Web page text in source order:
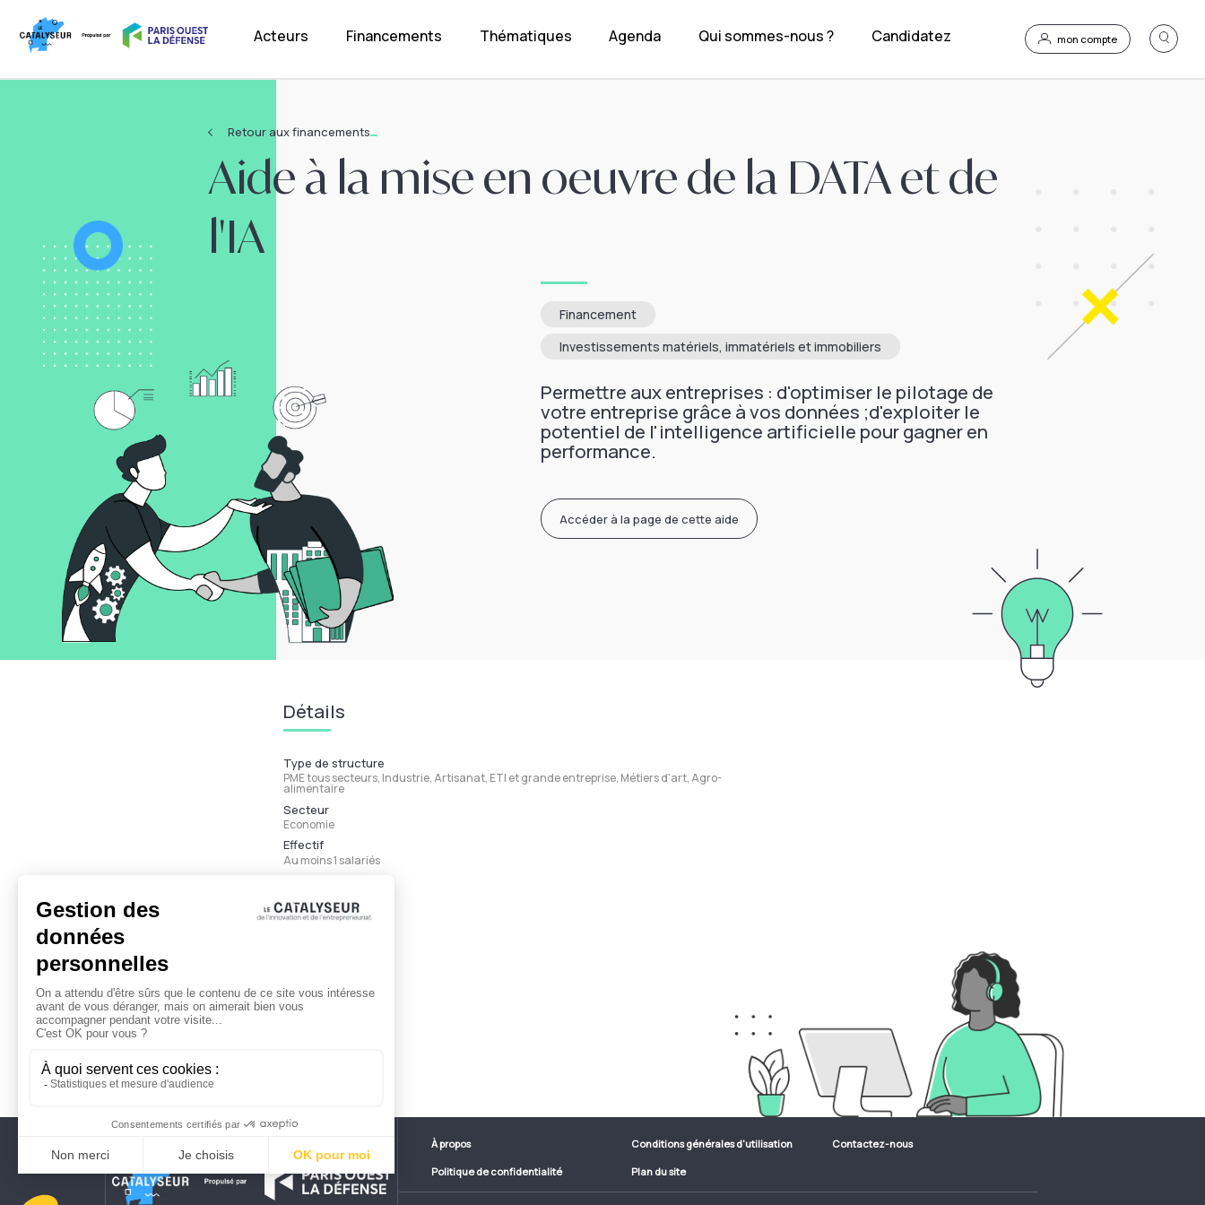
Acteurs Financements Thématiques Agenda Qui sommes-nous ? Candidatez mon compte
Retour aux financements
Aide à la mise en oeuvre de la DATA et de
l'IA
Financement
Investissements matériels, immatériels et immobiliers
Permettre aux entreprises : d'optimiser le pilotage de
votre entreprise grâce à vos données ;d'exploiter le
potentiel de l'intelligence artificielle pour gagner en
performance.
Accéder à la page de cette aide
Détails
Type de structure
PME tous secteurs, Industrie, Artisanat, ETI et grande entreprise, Métiers d'art, Agro-
alimentaire
Secteur
Economie
Effectif
Au moins 1 salariés
À propos Conditions générales d'utilisation Contactez-nous
Politique de confidentialité Plan du site